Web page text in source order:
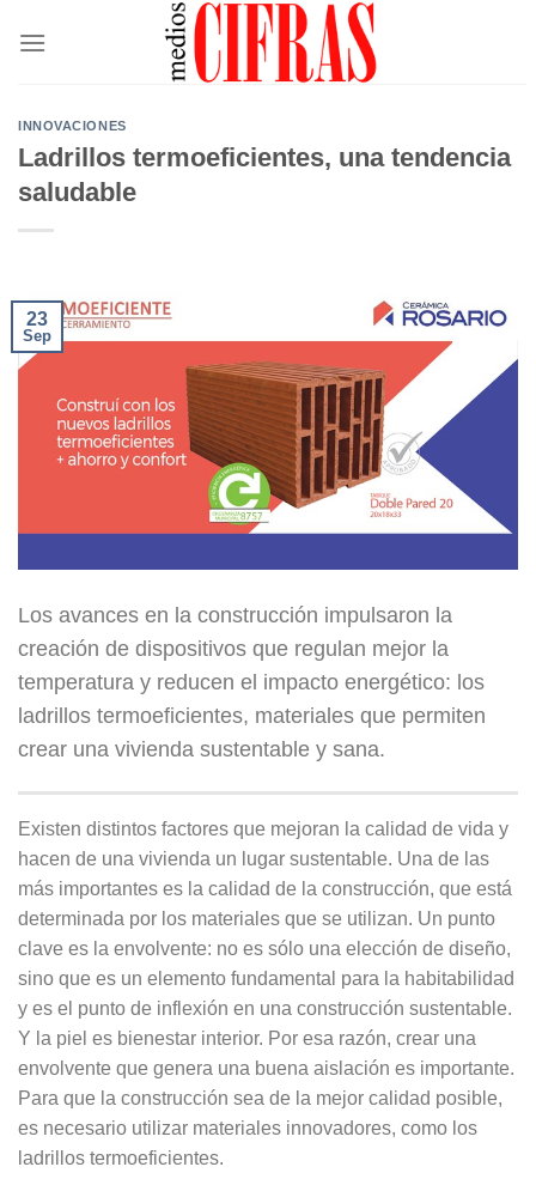
INNOVACIONES
Ladrillos termoeficientes, una tendencia
saludable
23
Sep
Los avances en la construcción impulsaron la
creación de dispositivos que regulan mejor la
temperatura y reducen el impacto energético: los
ladrillos termoeficientes, materiales que permiten
crear una vivienda sustentable y sana.
Existen distintos factores que mejoran la calidad de vida y
hacen de una vivienda un lugar sustentable. Una de las
más importantes es la calidad de la construcción, que está
determinada por los materiales que se utilizan. Un punto
clave es la envolvente: no es sólo una elección de diseño,
sino que es un elemento fundamental para la habitabilidad
y es el punto de inflexión en una construcción sustentable.
Y la piel es bienestar interior. Por esa razón, crear una
envolvente que genera una buena aislación es importante.
Para que la construcción sea de la mejor calidad posible,
es necesario utilizar materiales innovadores, como los
ladrillos termoeficientes.